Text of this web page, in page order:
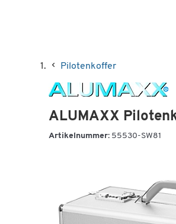
Pilotenkoffer
ALUMAXX
Artikelnummer: 55530-SW81